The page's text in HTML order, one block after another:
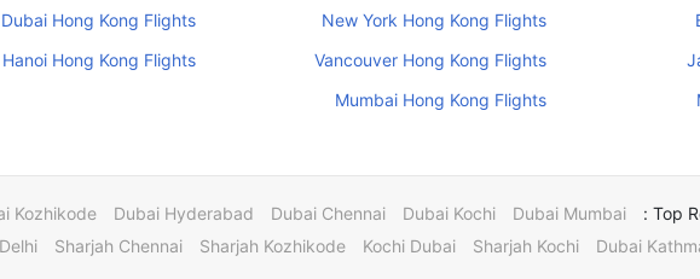
New York Hong Kong Flights
Dubai Hong Kong Flights
Vancouver Hong Kong Flights
Hanoi Hong Kong Flights
Mumbai Hong Kong Flights
Top
Dubai Mumbai
Dubai Kochi
Dubai Chennai
Dubai Hyderabad
Kozhikode
Dubai
Sharjah Kochi
Kochi Dubai
Sharjah Kozhikode
Sharjah Chennai